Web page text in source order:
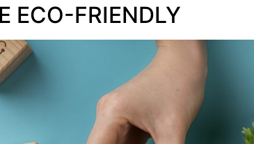
ECO-FRIENDLY